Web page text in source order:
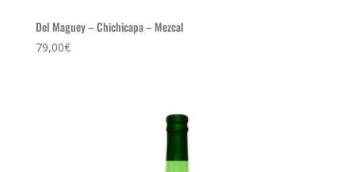
Del Maguey – Chichicapa – Mezcal
79,00€